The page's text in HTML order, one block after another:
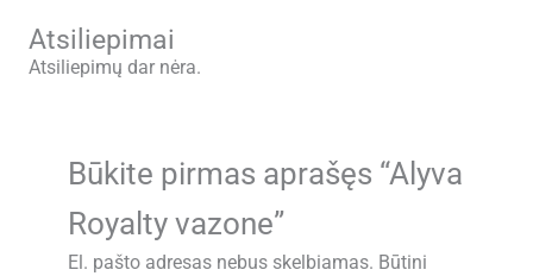
Atsiliepimai
Atsiliepimų dar nėra.
Būkite pirmas aprašęs “Alyva
Royalty vazone”
El. pašto adresas nebus skelbiamas. Būtini